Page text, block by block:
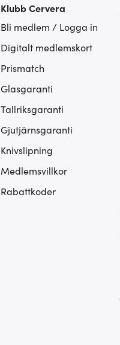
Klubb Cervera
Bli medlem / Logga in
Digitalt medlemskort
Prismatch
Glasgaranti
Tallriksgaranti
Gjutjärnsgaranti
Knivslipning
Medlemsvillkor
Rabattkoder